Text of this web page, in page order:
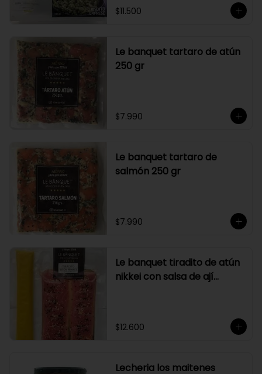
$11.500
Le banquet tartaro de atún
250 gr
$7.990
Le banquet tartaro de
salmón 250 gr
$7.990
Le banquet tiradito de atún
nikkei con salsa de ají
$12.600
Lecheria los maitenes